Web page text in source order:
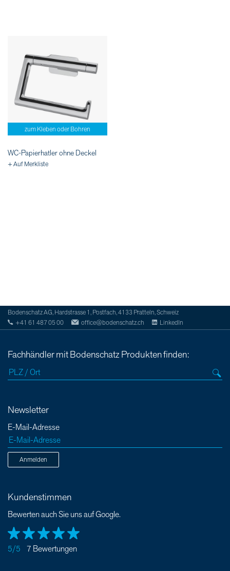
zum Kleben oder Bohren
WC-Papierhatler ohne Deckel
+ Auf Merkliste
Bodenschatz AG, Hardstrasse 1, Postfach, 4133 Pratteln, Schweiz
+41 61 487 05 00
office@bodenschatz.ch LinkedIn
Fachhändler mit Bodenschatz Produkten finden:
Newsletter
E-Mail-Adresse
Anmelden
Kundenstimmen
Bewerten auch Sie uns auf Google.
5/5 7 Bewertungen